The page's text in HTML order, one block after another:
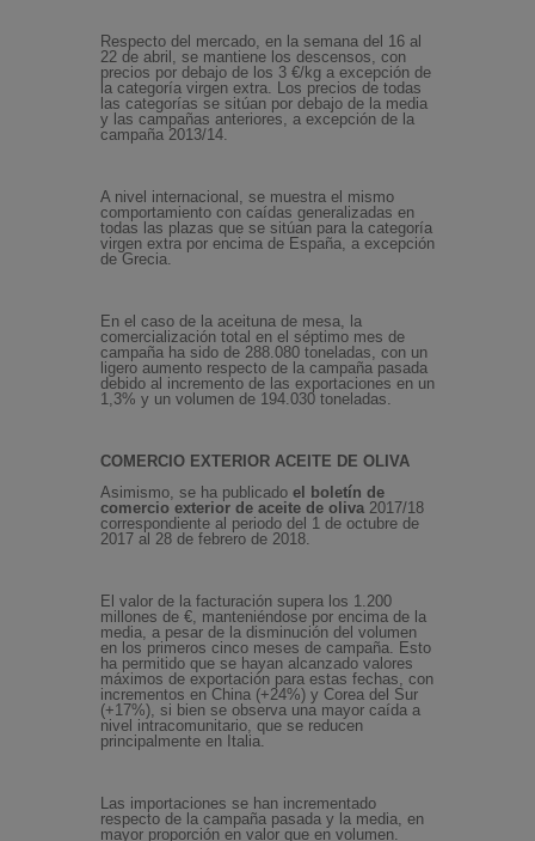
Respecto del mercado, en la semana del 16 al
22 de abril, se mantiene los descensos, con
precios por debajo de los 3 €/kg a excepción de
la categoría virgen extra. Los precios de todas
las categorías se sitúan por debajo de la media
y las campañas anteriores, a excepción de la
campaña 2013/14.
A nivel internacional, se muestra el mismo
comportamiento con caídas generalizadas en
todas las plazas que se sitúan para la categoría
virgen extra por encima de España, a excepción
de Grecia.
En el caso de la aceituna de mesa, la
comercialización total en el séptimo mes de
campaña ha sido de 288.080 toneladas, con un
ligero aumento respecto de la campaña pasada
debido al incremento de las exportaciones en un
1,3% y un volumen de 194.030 toneladas.
COMERCIO EXTERIOR ACEITE DE OLIVA
Asimismo, se ha publicado el boletín de
comercio exterior de aceite de oliva 2017/18
correspondiente al periodo del 1 de octubre de
2017 al 28 de febrero de 2018.
El valor de la facturación supera los 1.200
millones de €, manteniéndose por encima de la
media, a pesar de la disminución del volumen
en los primeros cinco meses de campaña. Esto
ha permitido que se hayan alcanzado valores
máximos de exportación para estas fechas, con
incrementos en China (+24%) y Corea del Sur
(+17%), si bien se observa una mayor caída a
nivel intracomunitario, que se reducen
principalmente en Italia.
Las importaciones se han incrementado
respecto de la campaña pasada y la media, en
mayor proporción en valor que en volumen.